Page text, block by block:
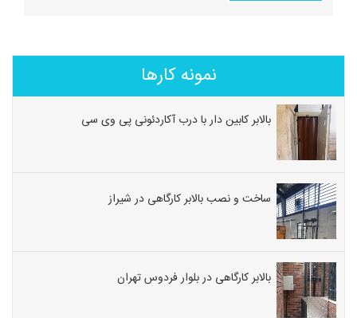
نمونه کارها
بالابر کابین دار با درب آکاردئونی پی وی سی
ساخت و نصب بالابر کارگاهی در شیراز
بالابر کارگاهی در بلوار فردوس تهران